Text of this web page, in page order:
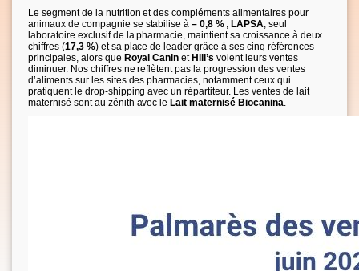
Le segment de la nutrition et des compléments alimentaires pour
animaux de compagnie se stabilise à– 0,8 % ;LAPSA , seul
laboratoire exclusif de la pharmacie, maintient sa croissance à deux
chiffres (17,3 %) et sa place de leader grâce à ses cinq références
principales, alors que Royal Canin etHill’s voient leurs ventes
diminuer. Nos chiffres ne reflètent pas la progression des ventes
d’aliments sur les sites des pharmacies, notamment ceux qui
pratiquent le drop-shipping avec un répartiteur. Les ventes de lait
maternisé sont au zénith avec leLait maternisé Biocanina